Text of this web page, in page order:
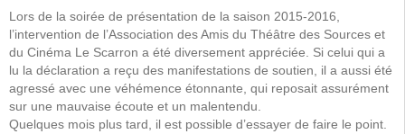
Lors de la soirée de présentation de la saison 2015-2016,
l’intervention de l’Association des Amis du Théâtre des Sources et
du Cinéma Le Scarron a été diversement appréciée. Si celui qui a
lu la déclaration a reçu des manifestations de soutien, il a aussi été
agressé avec une véhémence étonnante, qui reposait assurément
sur une mauvaise écoute et un malentendu.
Quelques mois plus tard, il est possible d’essayer de faire le point.